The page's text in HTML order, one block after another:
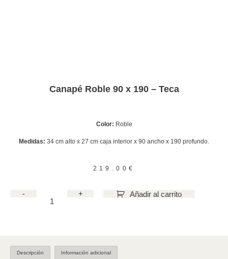
Canapé Roble 90 x 190 – Teca
Color: Roble
Medidas: 34 cm alto x 27 cm caja interior x 90 ancho x 190 profundo.
219.00 €
- + Añadir al carrito
Descripción Información adicional